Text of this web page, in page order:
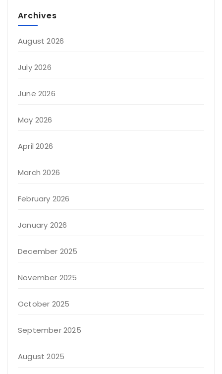
Archives
August 2026
July 2026
June 2026
May 2026
April 2026
March 2026
February 2026
January 2026
December 2025
November 2025
October 2025
September 2025
August 2025